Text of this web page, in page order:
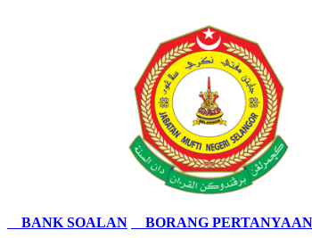
BANK SOALAN BORANG PERTANYAAN